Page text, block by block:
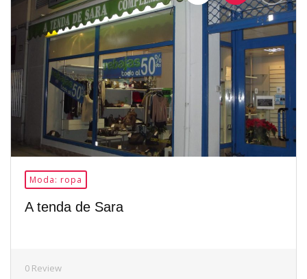
41Me
Gusta
Moda: ropa
A tenda de Sara
0 Review